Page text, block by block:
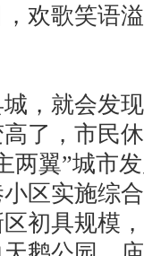
欢歌笑语
就会发现
了，市民
两翼”城市
区实施综
初具规模